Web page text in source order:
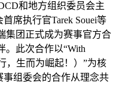
和地方组织委员会主
首席执行官Tarek Souei等
集团正式成为赛事官方合
。此次合作以“With
，生而为崛起！）”为核
组委会的合作从理念共